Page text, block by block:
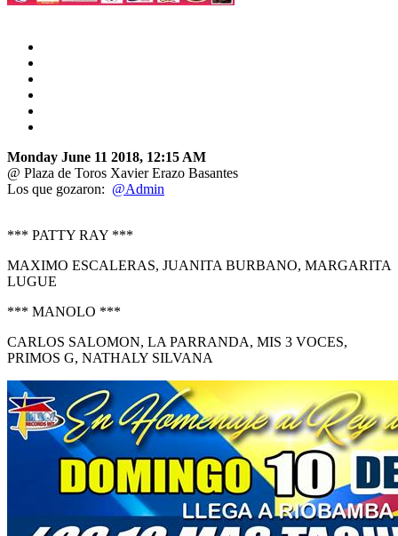
Monday June 11 2018, 12:15 AM
@ Plaza de Toros Xavier Erazo Basantes
Los que gozaron: @Admin
*** PATTY RAY ***
MAXIMO ESCALERAS, JUANITA BURBANO, MARGARITA
LUGUE
*** MANOLO ***
CARLOS SALOMON, LA PARRANDA, MIS 3 VOCES,
PRIMOS G, NATHALY SILVANA